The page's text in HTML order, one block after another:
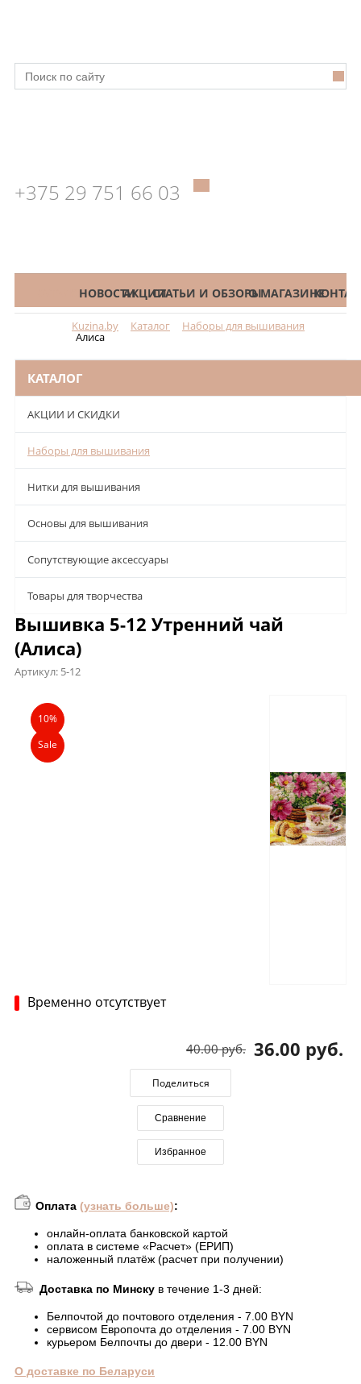
+375 29 751 66 03
КАТАЛОГНОВОСТИАКЦИИСТАТЬИ И ОБЗОРЫО МАГАЗИНЕ
Kuzina.by Каталог Наборы для вышивания
Алиса
КАТАЛОГ
АКЦИИ И СКИДКИ
Наборы для вышивания
Нитки для вышивания
Основы для вышивания
Сопутствующие аксессуары
Товары для творчества
Вышивка 5-12 Утренний чай
(Алиса)
Артикул: 5-12
Описание
10%
Sale
Временно отсутствует
36.00 руб.
40.00 руб.
Поделиться
Сравнение
Избранное
Оплата (узнать больше):
онлайн-оплата банковской картой
оплата в системе «Расчет» (ЕРИП)
наложенный платёж (расчет при получении)
Доставка по Минску в течение 1-3 дней:
Белпочтой до почтового отделения - 7.00 BYN
сервисом Европочта до отделения - 7.00 BYN
курьером Белпочты до двери - 12.00 BYN
О доставке по Беларуси